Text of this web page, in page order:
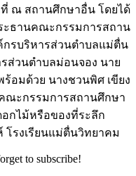
ณ สถานศึกษาอื่น โดยได้
ะธานคณะกรรมการสถาน
รบริหารส่วนตำบลแม่ตื่น
ส่วนตำบลม่อนจอง นาย
อมด้วย นางชวนพิศ เขียง
ณะกรรมการสถานศึกษา
กไม้หรือของที่ระลึก
รงเรียนแม่ตื่นวิทยาคม
to subscribe!